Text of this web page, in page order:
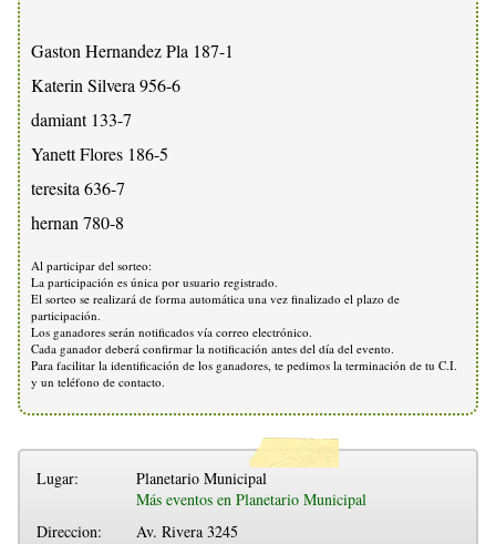
Gaston Hernandez Pla 187-1
Katerin Silvera 956-6
damiant 133-7
Yanett Flores 186-5
teresita 636-7
hernan 780-8
Al participar del sorteo:
La participación es única por usuario registrado.
El sorteo se realizará de forma automática una vez finalizado el plazo de
participación.
Los ganadores serán notificados vía correo electrónico.
Cada ganador deberá confirmar la notificación antes del día del evento.
Para facilitar la identificación de los ganadores, te pedimos la terminación de tu C.I.
y un teléfono de contacto.
Lugar:
Planetario Municipal
Más eventos en Planetario Municipal
Direccion:
Av. Rivera 3245